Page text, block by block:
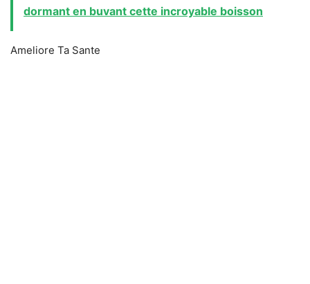
dormant en buvant cette incroyable boisson
Ameliore Ta Sante